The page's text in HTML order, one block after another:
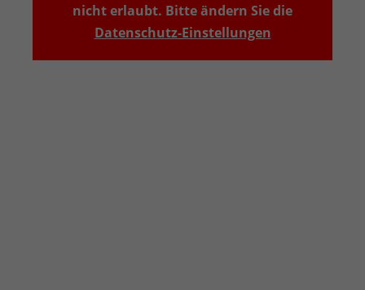
nicht erlaubt. Bitte ändern Sie die
Datenschutz-Einstellungen